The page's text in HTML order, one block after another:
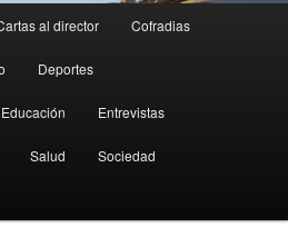
al director Cofradias
Deportes
Educación Entrevistas
Salud Sociedad